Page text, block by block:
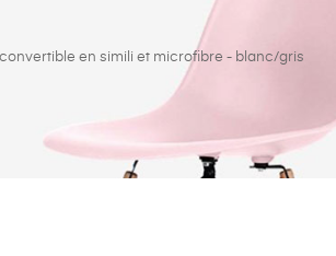
en simili et microfibre - blanc/gris